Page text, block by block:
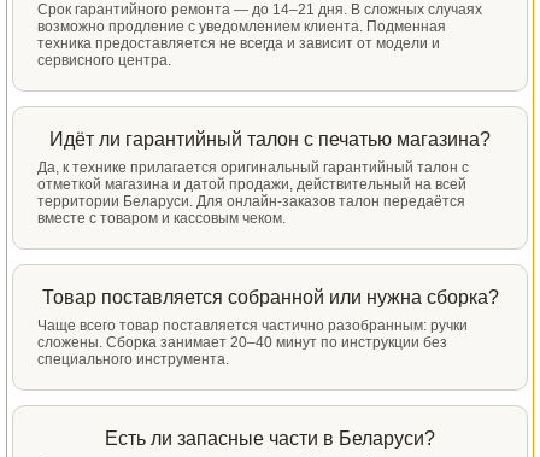
Срок гарантийного ремонта — до 14–21 дня. В сложных случаях
возможно продление с уведомлением клиента. Подменная
техника предоставляется не всегда и зависит от модели и
сервисного центра.
Идёт ли гарантийный талон с печатью магазина?
Да, к технике прилагается оригинальный гарантийный талон с
отметкой магазина и датой продажи, действительный на всей
территории Беларуси. Для онлайн-заказов талон передаётся
вместе с товаром и кассовым чеком.
Товар поставляется собранной или нужна сборка?
Чаще всего товар поставляется частично разобранным: ручки
сложены. Сборка занимает 20–40 минут по инструкции без
специального инструмента.
Есть ли запасные части в Беларуси?